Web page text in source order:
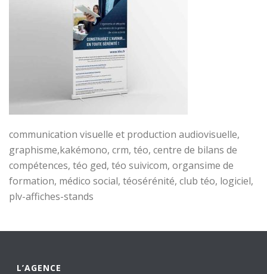
communication visuelle et production audiovisuelle,
graphisme,kakémono, crm, téo, centre de bilans de
compétences, téo ged, téo suivicom, organsime de
formation, médico social, téosérénité, club téo, logiciel,
plv-affiches-stands
L’AGENCE